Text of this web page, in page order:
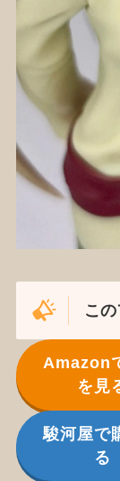
こ
Amazon
を見
駿河屋で
る